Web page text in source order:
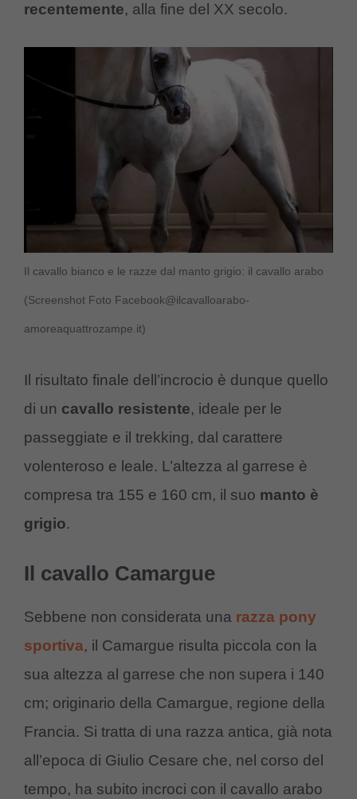
recentemente, alla fine del XX secolo.
Il cavallo bianco e le razze dal manto grigio: il cavallo arabo
(Screenshot Foto Facebook@ilcavalloarabo-
amoreaquattrozampe.it)
Il risultato finale dell’incrocio è dunque quello
di un cavallo resistente, ideale per le
passeggiate e il trekking, dal carattere
volenteroso e leale. L’altezza al garrese è
compresa tra 155 e 160 cm, il suo manto è
grigio.
Il cavallo Camargue
Sebbene non considerata una razza pony
sportiva, il Camargue risulta piccola con la
sua altezza al garrese che non supera i 140
cm; originario della Camargue, regione della
Francia. Si tratta di una razza antica, già nota
all’epoca di Giulio Cesare che, nel corso del
tempo, ha subito incroci con il cavallo arabo